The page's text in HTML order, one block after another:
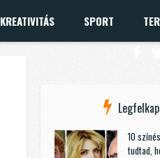
KREATIVITÁS SPORT
10
tudtad,